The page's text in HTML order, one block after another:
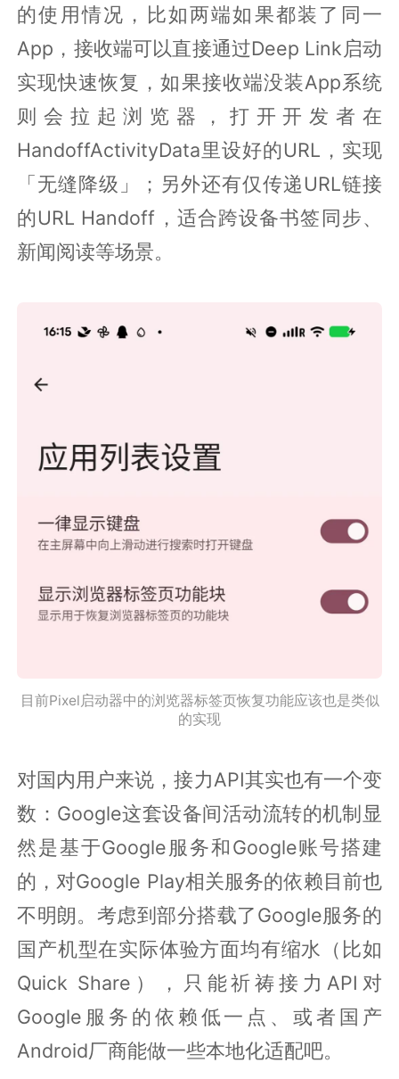
的使用情况，比如两端如果都装了同一
App，接收端可以直接通过Deep Link启动
实现快速恢复，如果接收端没装App系统
则会拉起浏览器，打开开发者在
HandoffActivityData里设好的URL，实现
「无缝降级」；另外还有仅传递URL链接
的URL Handoff，适合跨设备书签同步、
新闻阅读等场景。
目前Pixel启动器中的浏览器标签页恢复功能应该也是类似
的实现
对国内用户来说，接力API其实也有一个变
数：Google这套设备间活动流转的机制显
然是基于Google服务和Google账号搭建
的，对Google Play相关服务的依赖目前也
不明朗。考虑到部分搭载了Google服务的
国产机型在实际体验方面均有缩水（比如
Quick Share），只能祈祷接力API对
Google服务的依赖低一点、或者国产
Android厂商能做一些本地化适配吧。